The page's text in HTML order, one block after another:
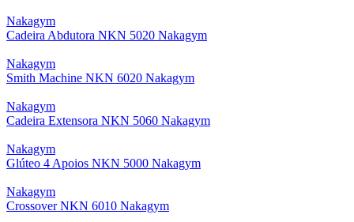
Nakagym
Cadeira Abdutora NKN 5020 Nakagym
Nakagym
Smith Machine NKN 6020 Nakagym
Nakagym
Cadeira Extensora NKN 5060 Nakagym
Nakagym
Glúteo 4 Apoios NKN 5000 Nakagym
Nakagym
Crossover NKN 6010 Nakagym